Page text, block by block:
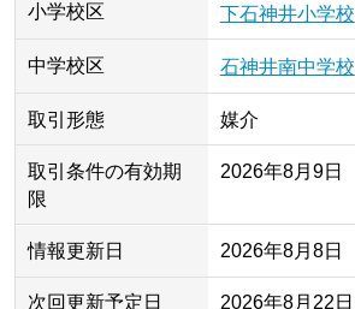
小学校区 下石神井小学校
中学校区 石神井南中学校
取引形態 媒介
取引条件の有効期
限
2026年8月9日
情報更新日 2026年8月8日
次回更新予定日 2026年8月22日